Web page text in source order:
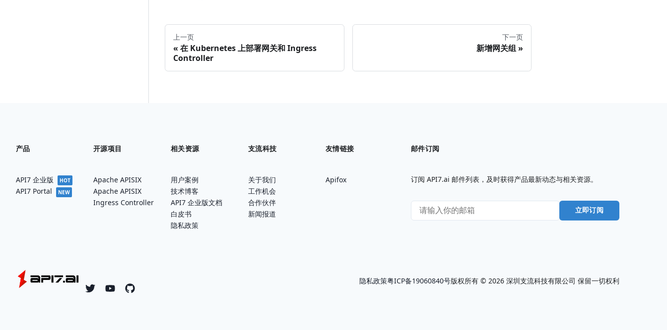
上一页
在 Kubernetes 上部署网关和 Ingress
Controller
下一页
新增网关组
产品
API7 企业版 HOT
API7 Portal NEW
开源项目
Apache APISIX
Apache APISIX
Ingress Controller
相关资源
用户案例
技术博客
API7 企业版文档
白皮书
隐私政策
支流科技
关于我们
工作机会
合作伙伴
新闻报道
友情链接
Apifox
邮件订阅
订阅 API7.ai 邮件列表，及时获得产品最新动态与相关资源。
立即订阅
TwitterYouTubeGithub
隐私政策粤ICP备19060840号版权所有 © 2026 深圳支流科技有限公司 保留一切权利